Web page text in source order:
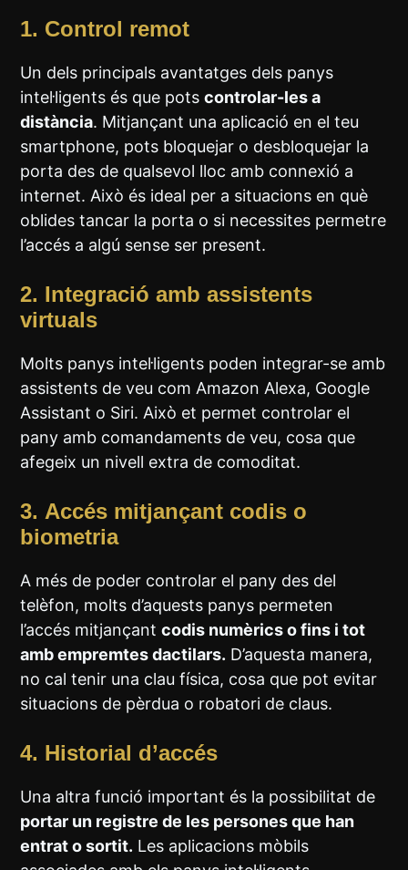
1. Control remot
Un dels principals avantatges dels panys
intel·ligents és que potscontrolar-les a
distància. Mitjançant una aplicació en el teu
smartphone, pots bloquejar o desbloquejar la
porta des de qualsevol lloc amb connexió a
internet. Això és ideal per a situacions en què
oblides tancar la porta o si necessites permetre
l’accés a algú sense ser present.
2. Integració amb assistents
virtuals
Molts panys intel·ligents poden integrar-se amb
assistents de veu com Amazon Alexa, Google
Assistant o Siri. Això et permet controlar el
pany amb comandaments de veu, cosa que
afegeix un nivell extra de comoditat.
3. Accés mitjançant codis o
biometria
A més de poder controlar el pany des del
telèfon, molts d’aquests panys permeten
l’accés mitjançantcodis numèrics o fins i tot
amb empremtes dactilars. D’aquesta manera,
no cal tenir una clau física, cosa que pot evitar
situacions de pèrdua o robatori de claus.
4. Historial d’accés
Una altra funció important és la possibilitat de
portar un registre de les persones que han
entrat o sortit. Les aplicacions mòbils